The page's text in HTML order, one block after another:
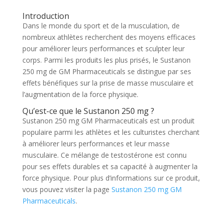
Introduction
Dans le monde du sport et de la musculation, de
nombreux athlètes recherchent des moyens efficaces
pour améliorer leurs performances et sculpter leur
corps. Parmi les produits les plus prisés, le Sustanon
250 mg de GM Pharmaceuticals se distingue par ses
effets bénéfiques sur la prise de masse musculaire et
l’augmentation de la force physique.
Qu’est-ce que le Sustanon 250 mg ?
Sustanon 250 mg GM Pharmaceuticals est un produit
populaire parmi les athlètes et les culturistes cherchant
à améliorer leurs performances et leur masse
musculaire. Ce mélange de testostérone est connu
pour ses effets durables et sa capacité à augmenter la
force physique. Pour plus d’informations sur ce produit,
vous pouvez visiter la page Sustanon 250 mg GM
Pharmaceuticals.